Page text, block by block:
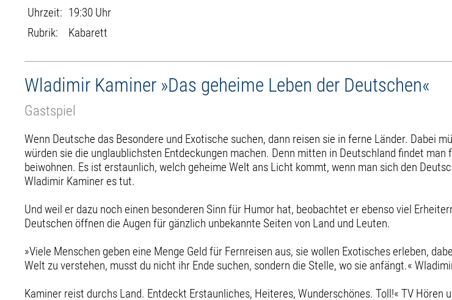
Uhrzeit: 19:30 Uhr
Rubrik:
Kabarett
Wladimir Kaminer »Das geheime Leben der Deutschen«
Gastspiel
Wenn Deutsche das Besondere und Exotische suchen, dann reisen sie in ferne Länder. Dabei
würden sie die unglaublichsten Entdeckungen machen. Denn mitten in Deutschland findet
beiwohnen. Es ist erstaunlich, welch geheime Welt ans Licht kommt, wenn man sich den
Wladimir Kaminer es tut.
Und weil er dazu noch einen besonderen Sinn für Humor hat, beobachtet er ebenso viel
Deutschen öffnen die Augen für gänzlich unbekannte Seiten von Land und Leuten.
»Viele Menschen geben eine Menge Geld für Fernreisen aus, sie wollen Exotisches erleben,
Welt zu verstehen, musst du nicht ihr Ende suchen, sondern die Stelle, wo sie anfängt.«
Kaminer reist durchs Land. Entdeckt Erstaunliches, Heiteres, Wunderschönes. Toll!« TV Hören